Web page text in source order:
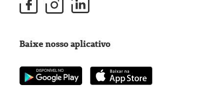
Baixe nosso aplicativo